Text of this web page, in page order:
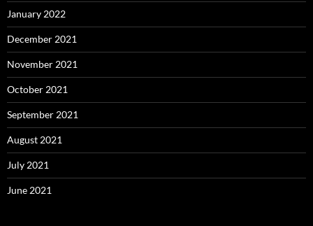
January 2022
December 2021
November 2021
October 2021
September 2021
August 2021
July 2021
June 2021